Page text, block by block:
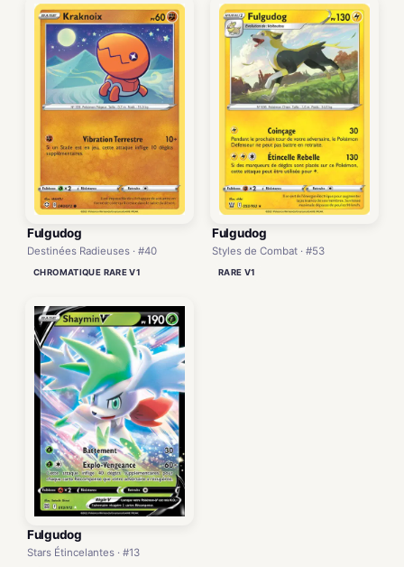
Fulgudog
Destinées Radieuses · #40
CHROMATIQUE RARE V1
Fulgudog
Styles de Combat · #53
RARE V1
Fulgudog
Stars Étincelantes · #13